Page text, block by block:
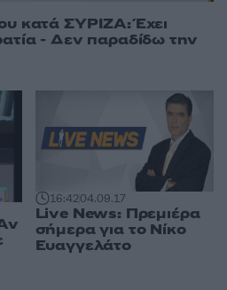
κατά ΣΥΡΙΖΑ: Έχει
- Δεν παραδίδω την
16:4204.09.17
Live News: Πρεμιέρα
σήμερα για το Νίκο
Ευαγγελάτο